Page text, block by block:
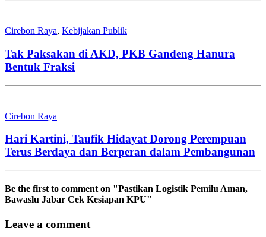
Cirebon Raya, Kebijakan Publik
Tak Paksakan di AKD, PKB Gandeng Hanura
Bentuk Fraksi
Cirebon Raya
Hari Kartini, Taufik Hidayat Dorong Perempuan
Terus Berdaya dan Berperan dalam Pembangunan
Be the first to comment on "Pastikan Logistik Pemilu Aman,
Bawaslu Jabar Cek Kesiapan KPU"
Leave a comment